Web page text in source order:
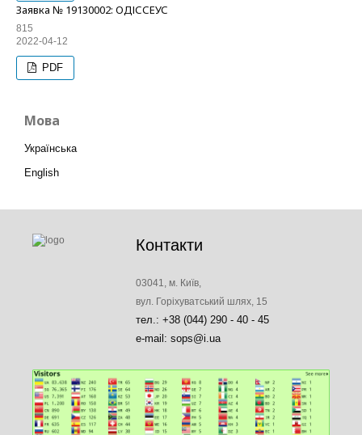
Заявка № 19130002: ОДІССЕУС
815
2022-04-12
PDF
Мова
Українська
English
Контакти
03041, м. Київ,
вул. Горіхуватський шлях, 15
тел.: +38 (044) 290 - 40 - 45
e-mail: sops@i.ua